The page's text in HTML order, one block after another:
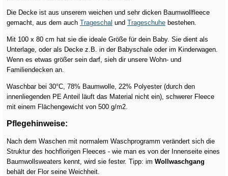
Die Decke ist aus unserem weichen und sehr dicken Baumwollfleece
gemacht, aus dem auch Trageschal und Trageschuhe bestehen.
Mit 100 x 80 cm hat sie die ideale Größe für dein Baby. Sie dient als
Unterlage, oder als Decke z.B. in der Babyschale oder im Kinderwagen.
Wenn es etwas größer sein darf, sieh dir unsere Wohn- und
Familiendecken an.
Waschbar bei 30°C, 78% Baumwolle, 22% Polyester (durch den
innenliegenden PE Anteil läuft das Material nicht ein), schwerer Fleece
mit einem Flächengewicht von 500 g/m2.
Pflegehinweise:
Nach dem Waschen mit normalem Waschprogramm verändert sich die
Struktur des hochflorigen Fleeces - wie man es von der Innenseite eines
Baumwollsweaters kennt, wird sie fester. Tipp: im Wollwaschgang
behält der Flor seine Weichheit.